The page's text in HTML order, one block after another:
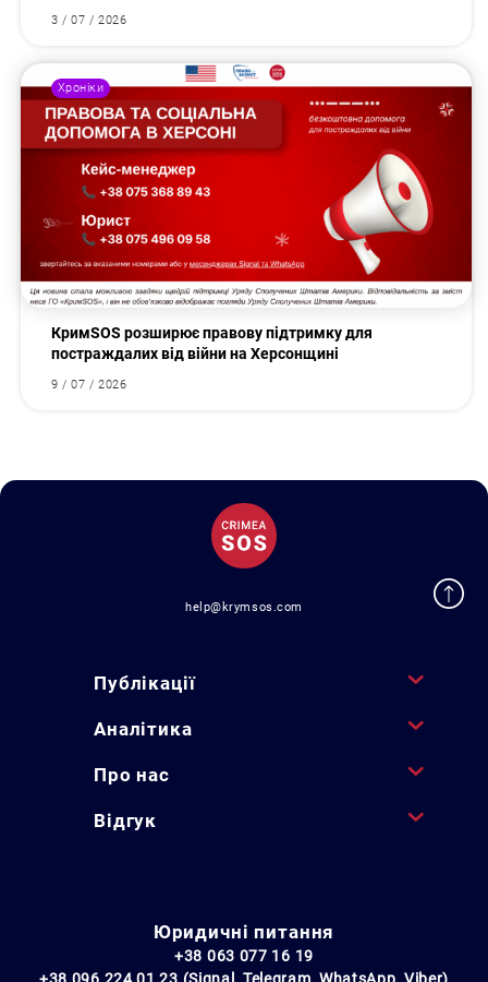
3 / 07 / 2026
Хроніки
КримSOS розширює правову підтримку для
постраждалих від війни на Херсонщині
9 / 07 / 2026
help@krymsos.com
Публікації
Аналітика
Про нас
Відгук
Юридичні питання
+38 063 077 16 19
+38 096 224 01 23 (Signal, Telegram, WhatsApp, Viber)